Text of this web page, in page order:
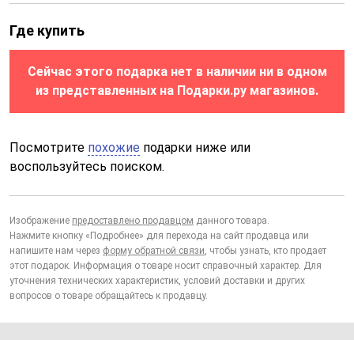
Где купить
Сейчас этого подарка нет в наличии ни в одном
из представленных на Подарки.ру магазинов.
Посмотрите похожие подарки ниже или
воспользуйтесь поиском.
Изображение предоставлено продавцом данного товара.
Нажмите кнопку «Подробнее» для перехода на сайт продавца или
напишите нам через форму обратной связи, чтобы узнать, кто продает
этот подарок. Информация о товаре носит справочный характер. Для
уточнения технических характеристик, условий доставки и других
вопросов о товаре обращайтесь к продавцу.